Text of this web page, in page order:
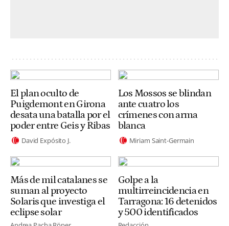
El plan oculto de
Puigdemont en Girona
desata una batalla por el
poder entre Geis y Ribas
David Expósito J.
Los Mossos se blindan
ante cuatro los
crímenes con arma
blanca
Miriam Saint-Germain
Más de mil catalanes se
suman al proyecto
Solaris que investiga el
eclipse solar
Golpe a la
multirreincidencia en
Tarragona: 16 detenidos
y 500 identificados